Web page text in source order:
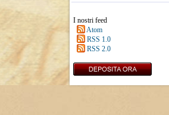
I nostri feed
Atom
RSS 1.0
RSS 2.0